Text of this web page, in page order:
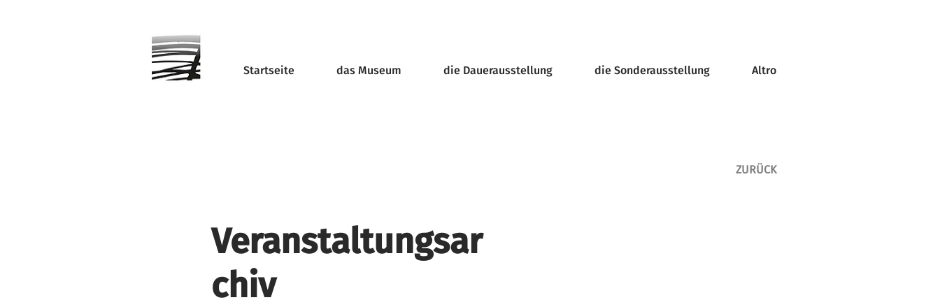
Startseite das Museum die Dauerausstellung die Sonderausstellung Altro
ZURÜCK
Veranstaltungsar
chiv